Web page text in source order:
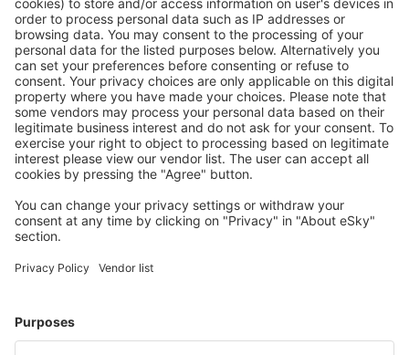
Lérida-Alguaire (ILD)
Madrid-Barajas (MAD)
Valencia-Manises (VLC)
Salamanca Matacán (SLM)
Melilla (MLN)
Menorca Mahón (MAH)
Pamplona (PNA)